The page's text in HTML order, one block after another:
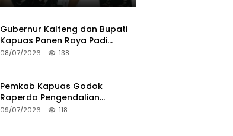
Gubernur Kalteng dan Bupati
Kapuas Panen Raya Padi
Seluas 25.799 Hektare
08/07/2026 138
Pemkab Kapuas Godok
Raperda Pengendalian
Minuman Beralkohol Lewat FGD
09/07/2026 118